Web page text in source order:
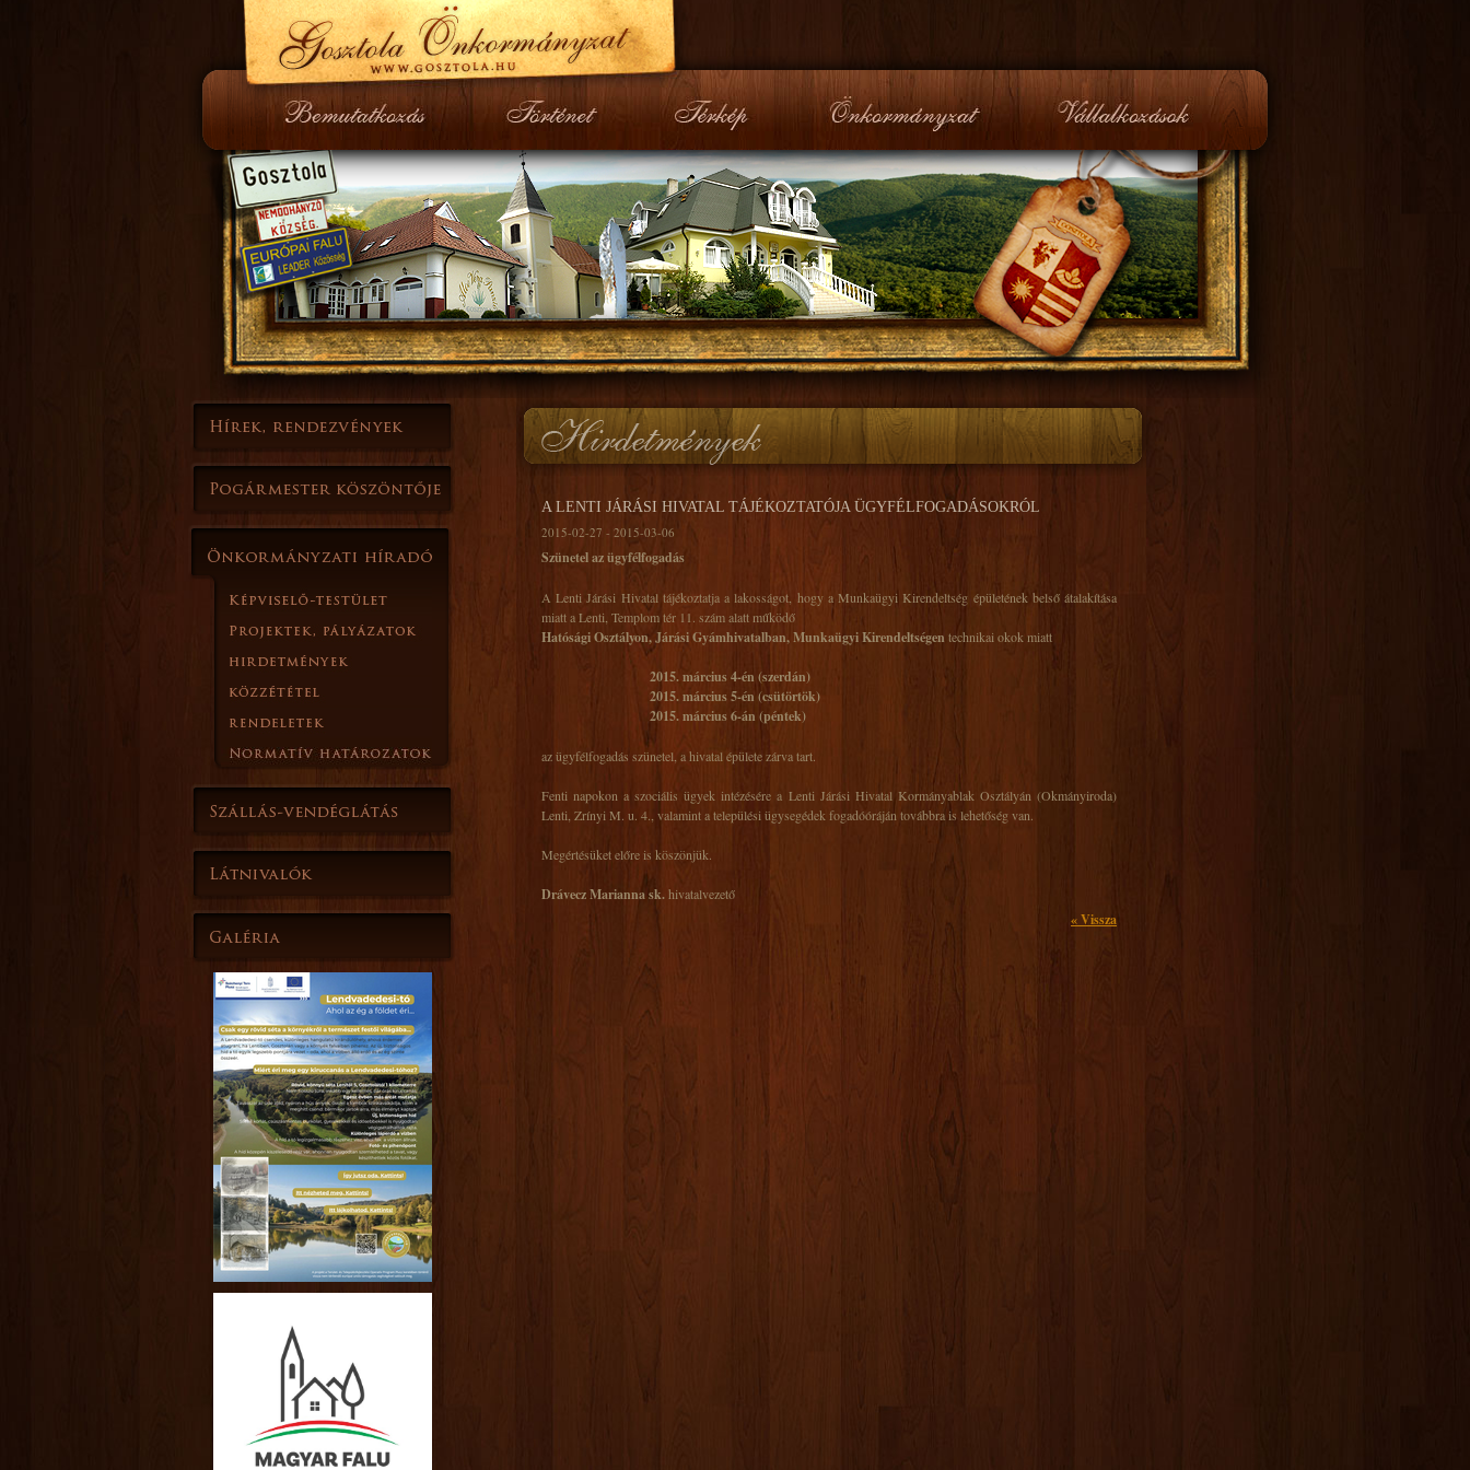
A LENTI JÁRÁSI HIVATAL TÁJÉKOZTATÓJA ÜGYFÉLFOGADÁSOKRÓL
2015-02-27 - 2015-03-06
Szünetel az ügyfélfogadás
A Lenti Járási Hivatal tájékoztatja a lakosságot, hogy a Munkaügyi Kirendeltség épületének belső átalakítása
miatt a Lenti, Templom tér 11. szám alatt működő
Hatósági Osztályon, Járási Gyámhivatalban, Munkaügyi Kirendeltségen technikai okok miatt
2015. március 4-én (szerdán)
2015. március 5-én (csütörtök)
2015. március 6-án (péntek)
az ügyfélfogadás szünetel, a hivatal épülete zárva tart.
Fenti napokon a szociális ügyek intézésére a Lenti Járási Hivatal Kormányablak Osztályán (Okmányiroda)
Lenti, Zrínyi M. u. 4., valamint a települési ügysegédek fogadóóráján továbbra is lehetőség van.
Megértésüket előre is köszönjük.
Drávecz Marianna sk.hivatalvezető
« Vissza